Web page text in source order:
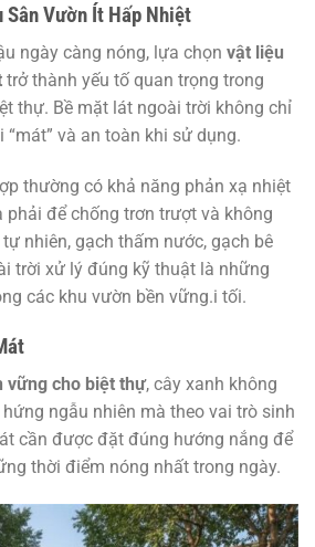
Sân Vườn Ít Hấp Nhiệt
ngày càng nóng, lựa chọn vật liệu
trở thành yếu tố quan trọng trong
thự. Bề mặt lát ngoài trời không chỉ
và an toàn khi sử dụng.
thường có khả năng phản xạ nhiệt
phải để chống trơn trượt và không
nhiên, gạch thấm nước, gạch bê
trời xử lý đúng kỹ thuật là những
các khu vườn bền vững.i tối.
vững cho biệt thự, cây xanh không
ngẫu nhiên mà theo vai trò sinh
cần được đặt đúng hướng nắng để
thời điểm nóng nhất trong ngày.